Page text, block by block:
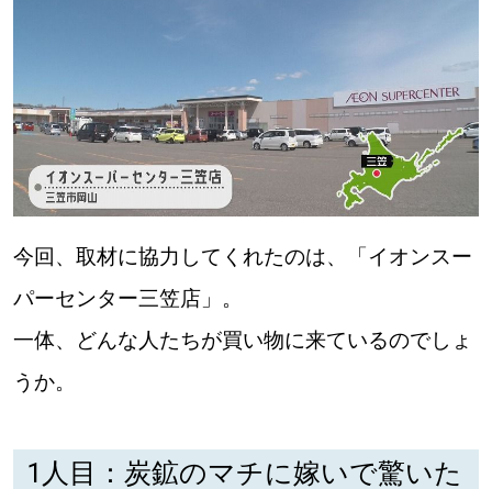
今回、取材に協力してくれたのは、「イオンスー
パーセンター三笠店」。
一体、どんな人たちが買い物に来ているのでしょ
うか。
1人目：炭鉱のマチに嫁いで驚いた